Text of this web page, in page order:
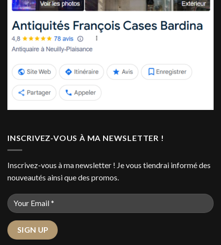
INSCRIVEZ-VOUS À MA NEWSLETTER !
Inscrivez-vous à ma newsletter ! Je vous tiendrai informé des
nouveautés ainsi que des promos.